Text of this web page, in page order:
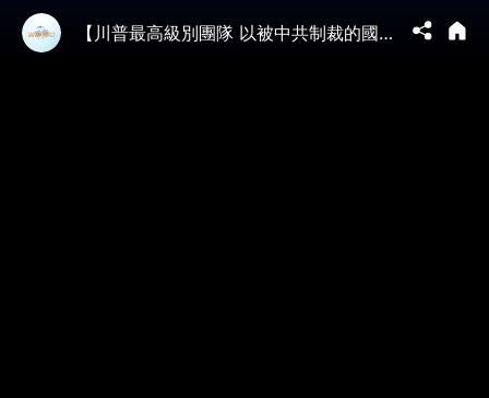
【川普最高級別團隊 以被中共制裁的國務卿為首！】川習會之精華 ⋯ 內閣重臣與參議員的洩密？（05/12/26）#trump #川普 #習近平